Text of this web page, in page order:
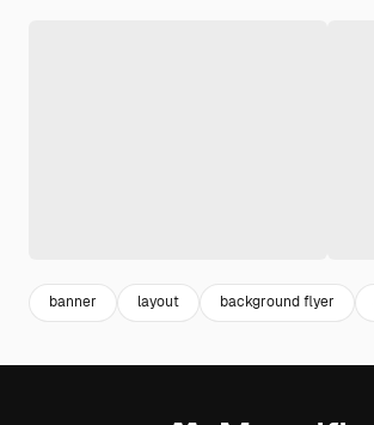
banner layout background flyer